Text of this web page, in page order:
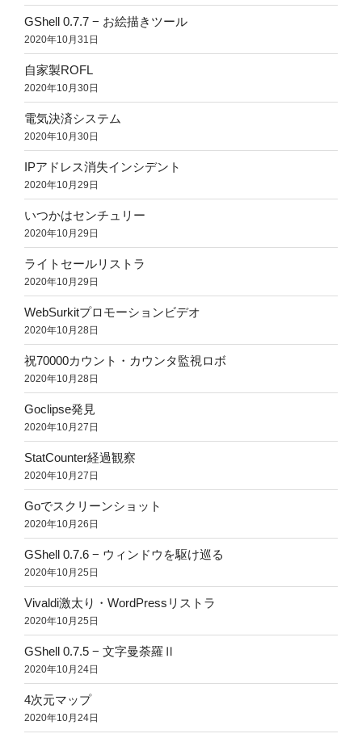
GShell 0.7.7 − お絵描きツール
2020年10月31日
自家製ROFL
2020年10月30日
電気決済システム
2020年10月30日
IPアドレス消失インシデント
2020年10月29日
いつかはセンチュリー
2020年10月29日
ライトセールリストラ
2020年10月29日
WebSurkitプロモーションビデオ
2020年10月28日
祝70000カウント・カウンタ監視ロボ
2020年10月28日
Goclipse発見
2020年10月27日
StatCounter経過観察
2020年10月27日
Goでスクリーンショット
2020年10月26日
GShell 0.7.6 − ウィンドウを駆け巡る
2020年10月25日
Vivaldi激太り・WordPressリストラ
2020年10月25日
GShell 0.7.5 − 文字曼荼羅Ⅱ
2020年10月24日
4次元マップ
2020年10月24日